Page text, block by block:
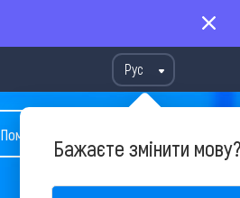
Рус
Бажаєте змінити
Помощь в подборе тура